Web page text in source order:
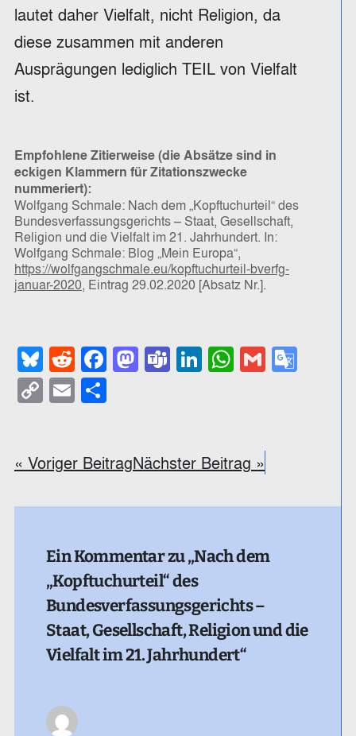
lautet daher Vielfalt, nicht Religion, da
diese zusammen mit anderen
Ausprägungen lediglich TEIL von Vielfalt
ist.
Empfohlene Zitierweise (die Absätze sind in
eckigen Klammern für Zitationszwecke
nummeriert):
Wolfgang Schmale: Nach dem „Kopftuchurteil“ des
Bundesverfassungsgerichts – Staat, Gesellschaft,
Religion und die Vielfalt im 21. Jahrhundert. In:
Wolfgang Schmale: Blog „Mein Europa“,
https://wolfgangschmale.eu/kopftuchurteil-bverfg-
januar-2020, Eintrag 29.02.2020 [Absatz Nr.].
Bluesky
Reddit
Facebook
Mastodon
Teams
LinkedIn
WhatsApp
Gmail
CopyEmail
« Voriger BeitragNächster Beitrag »
Ein Kommentar zu „Nach dem
„Kopftuchurteil“ des
Bundesverfassungsgerichts –
Staat, Gesellschaft, Religion und die
Vielfalt im 21. Jahrhundert“